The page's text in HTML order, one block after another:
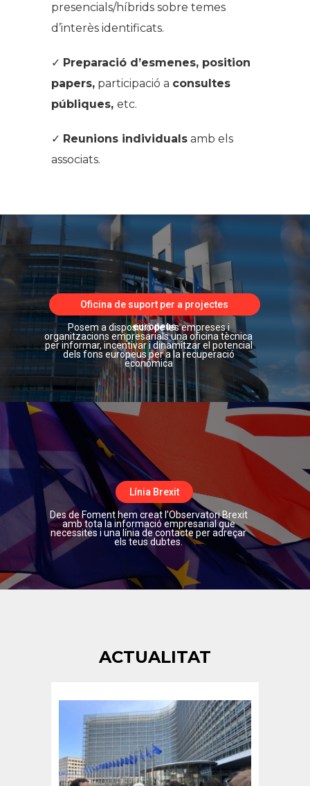
presencials/híbrids sobre temes
d’interès identificats.
✓ Preparació d’esmenes, position
papers, participació a consultes
públiques, etc.
✓ Reunions individuals amb els
associats.
Oficina de suport per a projectes
europeus
Posem a disposició de les empreses i
organitzacions empresarials una oficina tècnica
per informar, incentivar i dinamitzar el potencial
dels fons europeus per a la recuperació
econòmica
Línia Brexit
Des de Foment hem creat l’Observatori Brexit
amb tota la informació empresarial que
necessites i una línia de contacte per adreçar
els teus dubtes.
ACTUALITAT